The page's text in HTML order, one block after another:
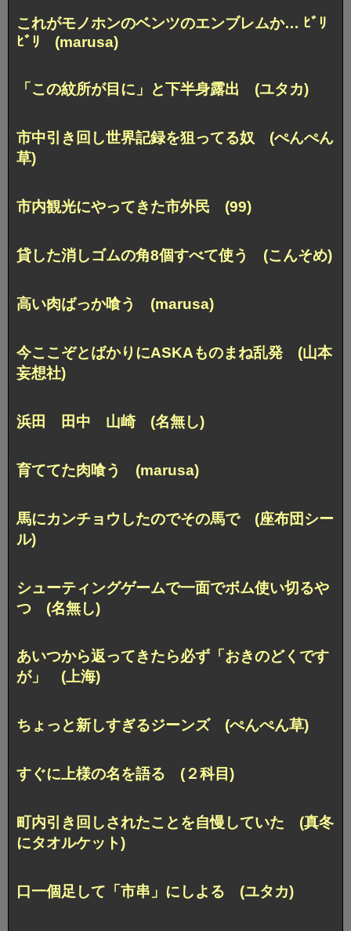
これがモノホンのベンツのエンブレムか… ﾋﾞﾘ
ﾋﾞﾘ (marusa)
「この紋所が目に」と下半身露出 (ユタカ)
市中引き回し世界記録を狙ってる奴 (ぺんぺん
草)
市内観光にやってきた市外民 (99)
貸した消しゴムの角8個すべて使う (こんそめ)
高い肉ばっか喰う (marusa)
今ここぞとばかりにASKAものまね乱発 (山本
妄想社)
浜田 田中 山崎 (名無し)
育ててた肉喰う (marusa)
馬にカンチョウしたのでその馬で (座布団シー
ル)
シューティングゲームで一面でボム使い切るや
つ (名無し)
あいつから返ってきたら必ず 「おきのどくです
が」 (上海)
ちょっと新しすぎるジーンズ (ぺんぺん草)
すぐに上様の名を語る (２科目)
町内引き回しされたことを自慢していた (真冬
にタオルケット)
口一個足して「市串」にしよる (ユタカ)